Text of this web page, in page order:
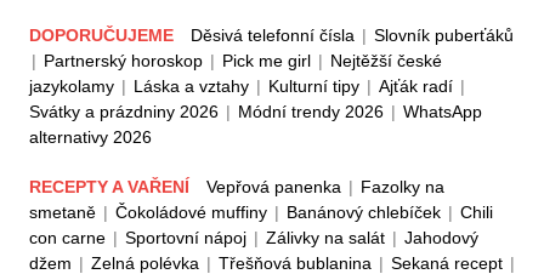
DOPORUČUJEME Děsivá telefonní čísla | Slovník puberťáků
| Partnerský horoskop | Pick me girl | Nejtěžší české
jazykolamy | Láska a vztahy | Kulturní tipy | Ajťák radí |
Svátky a prázdniny 2026 | Módní trendy 2026 | WhatsApp
alternativy 2026
RECEPTY A VAŘENÍ Vepřová panenka | Fazolky na
smetaně | Čokoládové muffiny | Banánový chlebíček | Chili
con carne | Sportovní nápoj | Zálivky na salát | Jahodový
džem | Zelná polévka | Třešňová bublanina | Sekaná recept |